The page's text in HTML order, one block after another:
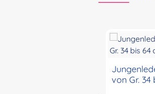
von Gr. 34